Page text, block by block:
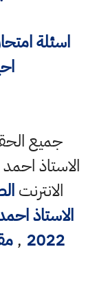
اسئلة
جميع
الاستاذ
الانترنت
الاستاذ
2022
,